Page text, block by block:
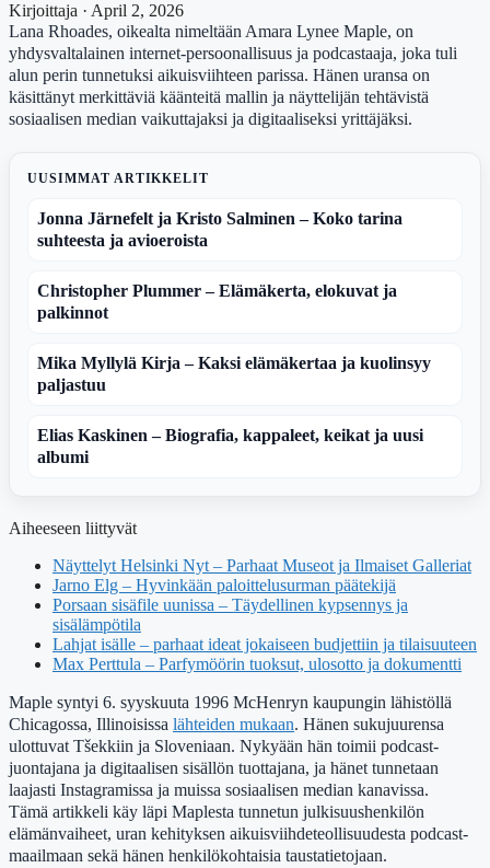
Kirjoittaja · April 2, 2026
Lana Rhoades, oikealta nimeltään Amara Lynee Maple, on
yhdysvaltalainen internet-persoonallisuus ja podcastaaja, joka tuli
alun perin tunnetuksi aikuisviihteen parissa. Hänen uransa on
käsittänyt merkittäviä käänteitä mallin ja näyttelijän tehtävistä
sosiaalisen median vaikuttajaksi ja digitaaliseksi yrittäjäksi.
UUSIMMAT ARTIKKELIT
Jonna Järnefelt ja Kristo Salminen – Koko tarina
suhteesta ja avioeroista
Christopher Plummer – Elämäkerta, elokuvat ja
palkinnot
Mika Myllylä Kirja – Kaksi elämäkertaa ja kuolinsyy
paljastuu
Elias Kaskinen – Biografia, kappaleet, keikat ja uusi
albumi
Aiheeseen liittyvät
Näyttelyt Helsinki Nyt – Parhaat Museot ja Ilmaiset Galleriat
Jarno Elg – Hyvinkään paloittelusurman päätekijä
Porsaan sisäfile uunissa – Täydellinen kypsennys ja
sisälämpötila
Lahjat isälle – parhaat ideat jokaiseen budjettiin ja tilaisuuteen
Max Perttula – Parfymöörin tuoksut, ulosotto ja dokumentti
Maple syntyi 6. syyskuuta 1996 McHenryn kaupungin lähistöllä
Chicagossa, Illinoisissa lähteiden mukaan. Hänen sukujuurensa
ulottuvat Tšekkiin ja Sloveniaan. Nykyään hän toimii podcast-
juontajana ja digitaalisen sisällön tuottajana, ja hänet tunnetaan
laajasti Instagramissa ja muissa sosiaalisen median kanavissa.
Tämä artikkeli käy läpi Maplesta tunnetun julkisuushenkilön
elämänvaiheet, uran kehityksen aikuisviihdeteollisuudesta podcast-
maailmaan sekä hänen henkilökohtaisia taustatietojaan.